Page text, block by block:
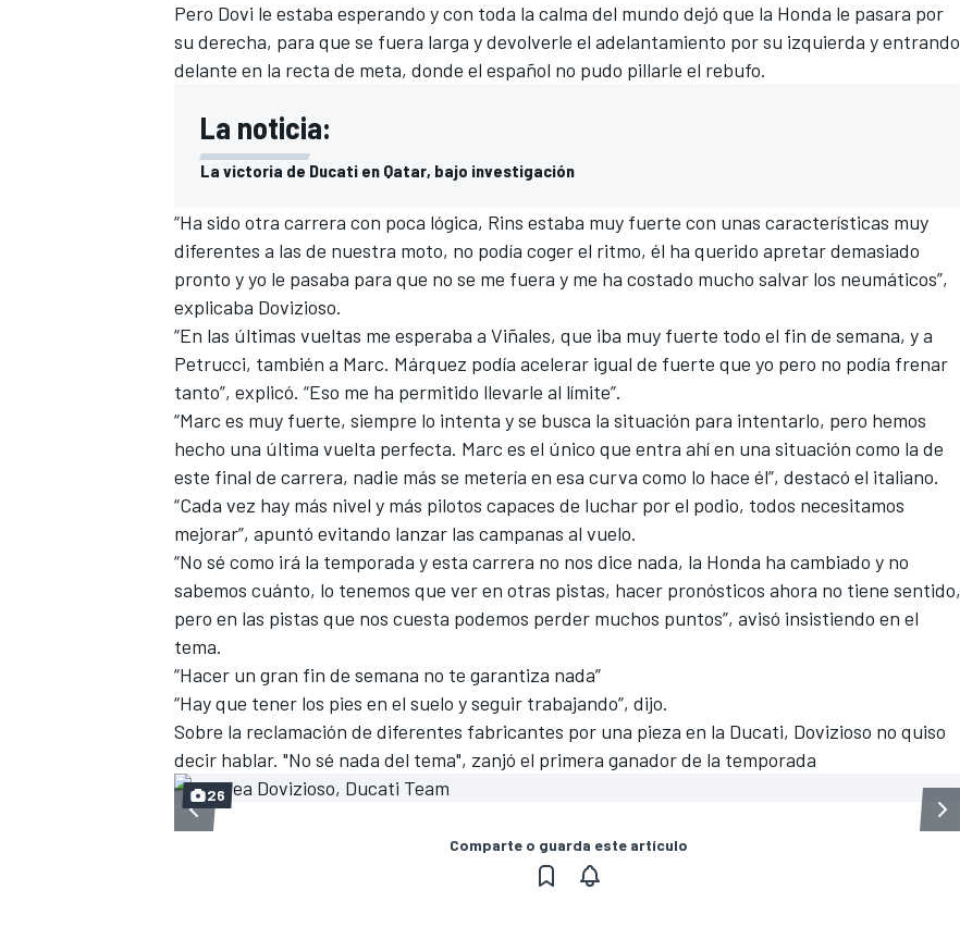
Pero Dovi le estaba esperando y con toda la calma del mundo dejó que la Honda le pasara por
su derecha, para que se fuera larga y devolverle el adelantamiento por su izquierda y entrando
delante en la recta de meta, donde el español no pudo pillarle el rebufo.
La noticia:
La victoria de Ducati en Qatar, bajo investigación
“Ha sido otra carrera con poca lógica, Rins estaba muy fuerte con unas características muy
diferentes a las de nuestra moto, no podía coger el ritmo, él ha querido apretar demasiado
pronto y yo le pasaba para que no se me fuera y me ha costado mucho salvar los neumáticos”,
explicaba Dovizioso.
“En las últimas vueltas me esperaba a Viñales, que iba muy fuerte todo el fin de semana, y a
Petrucci, también a Marc. Márquez podía acelerar igual de fuerte que yo pero no podía frenar
tanto”, explicó. “Eso me ha permitido llevarle al límite”.
“Marc es muy fuerte, siempre lo intenta y se busca la situación para intentarlo, pero hemos
hecho una última vuelta perfecta. Marc es el único que entra ahí en una situación como la de
este final de carrera, nadie más se metería en esa curva como lo hace él”, destacó el italiano.
“Cada vez hay más nivel y más pilotos capaces de luchar por el podio, todos necesitamos
mejorar”, apuntó evitando lanzar las campanas al vuelo.
“No sé como irá la temporada y esta carrera no nos dice nada, la Honda ha cambiado y no
sabemos cuánto, lo tenemos que ver en otras pistas, hacer pronósticos ahora no tiene sentido,
pero en las pistas que nos cuesta podemos perder muchos puntos”, avisó insistiendo en el
tema.
“Hacer un gran fin de semana no te garantiza nada”
“Hay que tener los pies en el suelo y seguir trabajando”, dijo.
Sobre la reclamación de diferentes fabricantes por una pieza en la Ducati, Dovizioso no quiso
decir hablar. "No sé nada del tema", zanjó el primera ganador de la temporada
26
Comparte o guarda este artículo